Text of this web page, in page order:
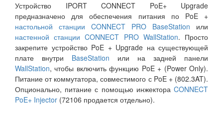
Устройство IPORT CONNECT PoE+ Upgrade
предназначено для обеспечения питания по PoE +
настольной станции CONNECT PRO BaseStation или
настенной станции CONNECT PRO WallStation. Просто
закрепите устройство PoE + Upgrade на существующей
плате внутри BaseStation или на задней панели
WallStation, чтобы включить функцию PoE + (Power Only).
Питание от коммутатора, совместимого с PoE + (802.3AT).
Опционально, питание с помощью инжектора CONNECT
PoE+ Injector (72106 продается отдельно).